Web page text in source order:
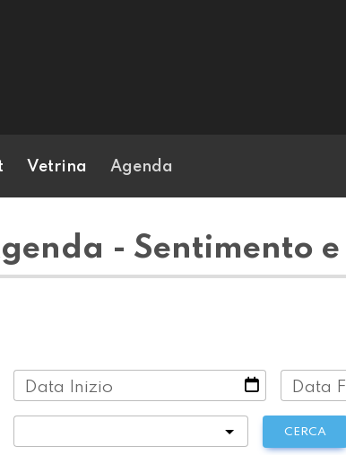
Vetrina Agenda
- Sentimento
Data Inizio Data
CERCA